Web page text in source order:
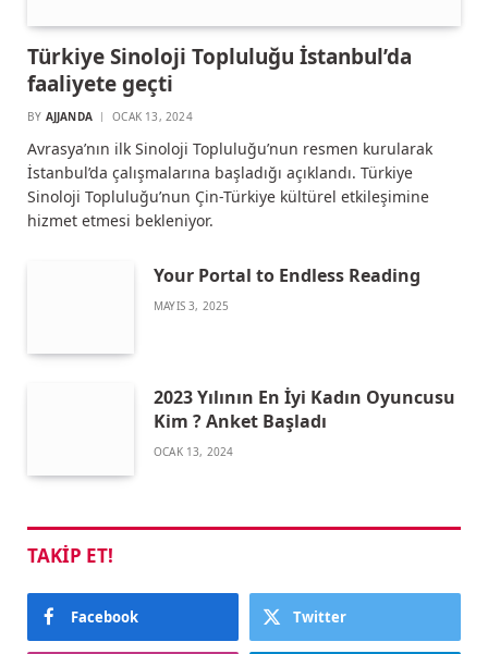
Türkiye Sinoloji Topluluğu İstanbul’da
faaliyete geçti
BY AJJANDA OCAK 13, 2024
Avrasya’nın ilk Sinoloji Topluluğu’nun resmen kurularak
İstanbul’da çalışmalarına başladığı açıklandı. Türkiye
Sinoloji Topluluğu’nun Çin-Türkiye kültürel etkileşimine
hizmet etmesi bekleniyor.
Your Portal to Endless Reading
MAYIS 3, 2025
2023 Yılının En İyi Kadın Oyuncusu
Kim ? Anket Başladı
OCAK 13, 2024
TAKIP ET!
Facebook Twitter